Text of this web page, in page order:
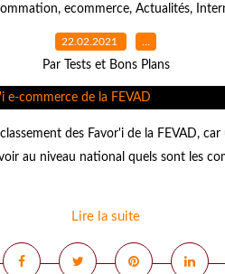
, ecommerce, Actualités,
22.02.2021 …
Par Tests et Bons Plans
des Favor'i de la FEVAD,
au niveau national quels sont les
Lire la suite